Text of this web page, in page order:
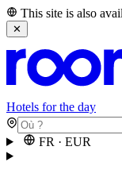
This site is also
✕
Hotels for the day
FR · EUR